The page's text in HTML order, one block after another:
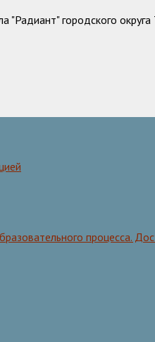
городского
процесса.